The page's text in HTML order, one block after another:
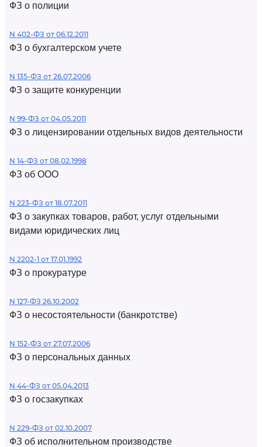
ФЗ о полиции
N 402-ФЗ от 06.12.2011
ФЗ о бухгалтерском учете
N 135-ФЗ от 26.07.2006
ФЗ о защите конкуренции
N 99-ФЗ от 04.05.2011
ФЗ о лицензировании отдельных видов деятельности
N 14-ФЗ от 08.02.1998
ФЗ об ООО
N 223-ФЗ от 18.07.2011
ФЗ о закупках товаров, работ, услуг отдельными
видами юридических лиц
N 2202-1 от 17.01.1992
ФЗ о прокуратуре
N 127-ФЗ 26.10.2002
ФЗ о несостоятельности (банкротстве)
N 152-ФЗ от 27.07.2006
ФЗ о персональных данных
N 44-ФЗ от 05.04.2013
ФЗ о госзакупках
N 229-ФЗ от 02.10.2007
ФЗ об исполнительном производстве